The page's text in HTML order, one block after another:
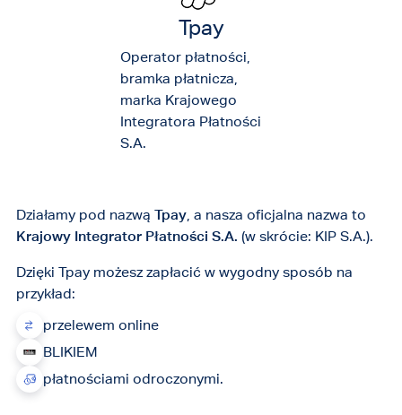
Tpay
Operator płatności,
bramka płatnicza,
marka Krajowego
Integratora Płatności
S.A.
Działamy pod nazwą Tpay, a nasza oficjalna nazwa to
Krajowy Integrator Płatności S.A. (w skrócie: KIP S.A.).
Dzięki Tpay możesz zapłacić w wygodny sposób na
przykład:
przelewem online
BLIKIEM
płatnościami odroczonymi.